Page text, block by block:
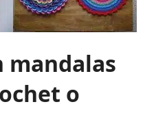
mandalas
o